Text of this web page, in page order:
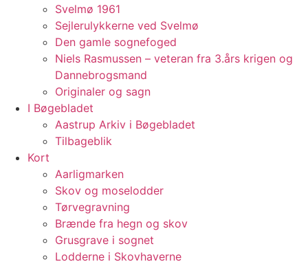
Svelmø 1961
Sejlerulykkerne ved Svelmø
Den gamle sognefoged
Niels Rasmussen – veteran fra 3.års krigen og
Dannebrogsmand
Originaler og sagn
I Bøgebladet
Aastrup Arkiv i Bøgebladet
Tilbageblik
Kort
Aarligmarken
Skov og moselodder
Tørvegravning
Brænde fra hegn og skov
Grusgrave i sognet
Lodderne i Skovhaverne